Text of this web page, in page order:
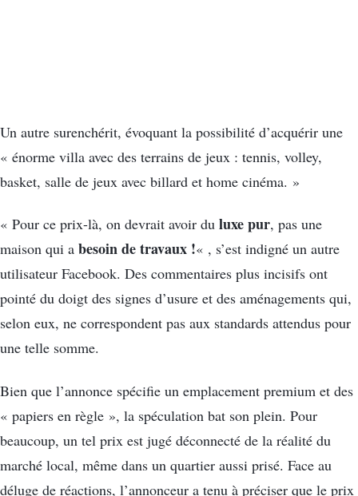
Un autre surenchérit, évoquant la possibilité d’acquérir une
« énorme villa avec des terrains de jeux : tennis, volley,
basket, salle de jeux avec billard et home cinéma. »
« Pour ce prix-là, on devrait avoir du luxe pur, pas une
maison qui a besoin de travaux !« , s’est indigné un autre
utilisateur Facebook. Des commentaires plus incisifs ont
pointé du doigt des signes d’usure et des aménagements qui,
selon eux, ne correspondent pas aux standards attendus pour
une telle somme.
Bien que l’annonce spécifie un emplacement premium et des
« papiers en règle », la spéculation bat son plein. Pour
beaucoup, un tel prix est jugé déconnecté de la réalité du
marché local, même dans un quartier aussi prisé. Face au
déluge de réactions, l’annonceur a tenu à préciser que le prix